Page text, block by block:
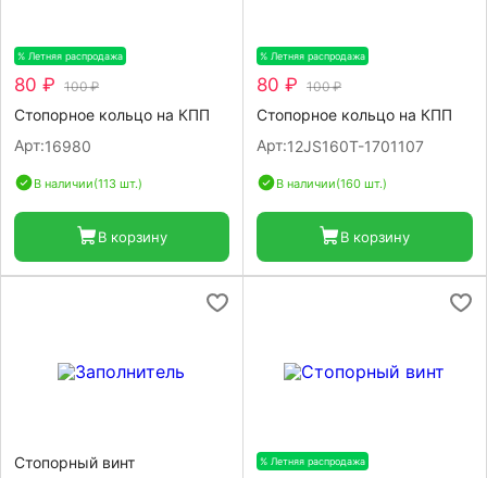
% Летняя распродажа
80 ₽ 100 ₽
Стопорное кольцо на КПП
Арт:16980
В наличии(113 шт.)
В корзину
% Летняя распродажа
80 ₽ 100 ₽
Стопорное кольцо на КПП
Арт:12JS160T-1701107
В наличии(160 шт.)
В корзину
Стопорный винт
% Летняя распродажа